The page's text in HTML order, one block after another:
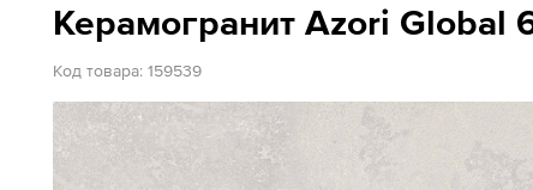
Керамогранит Azori Global
Код товара: 159539